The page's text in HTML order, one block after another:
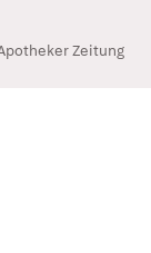
Zeitung